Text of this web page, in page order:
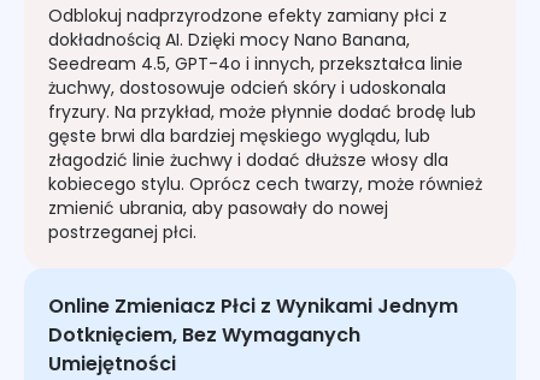
Odblokuj nadprzyrodzone efekty zamiany płci z
dokładnością AI. Dzięki mocy Nano Banana,
Seedream 4.5, GPT-4o i innych, przekształca linie
żuchwy, dostosowuje odcień skóry i udoskonala
fryzury. Na przykład, może płynnie dodać brodę lub
gęste brwi dla bardziej męskiego wyglądu, lub
złagodzić linie żuchwy i dodać dłuższe włosy dla
kobiecego stylu. Oprócz cech twarzy, może również
zmienić ubrania, aby pasowały do nowej
postrzeganej płci.
Online Zmieniacz Płci z Wynikami Jednym
Dotknięciem, Bez Wymaganych
Umiejętności